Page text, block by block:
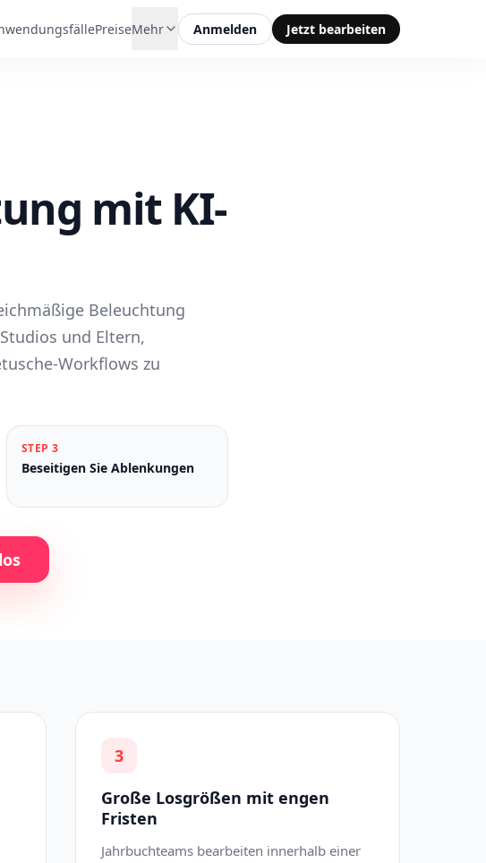
PreiseMehr Anmelden Jetzt bearbeiten
mit KI-
Beleuchtung
und Eltern,
Workflows zu
STEP 3
Beseitigen Sie Ablenkungen
3
Große Losgrößen mit engen
Fristen
Jahrbuchteams bearbeiten innerhalb einer